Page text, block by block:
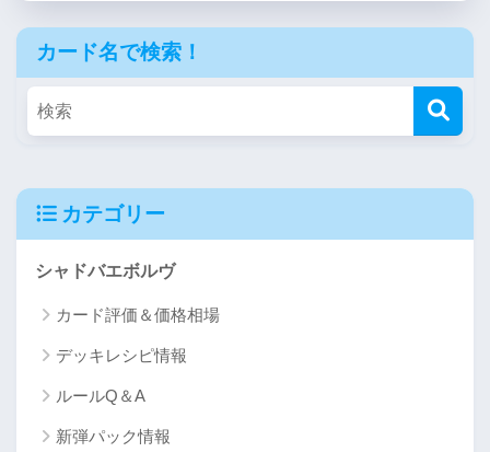
カード名で検索！
カテゴリー
シャドバエボルヴ
カード評価＆価格相場
デッキレシピ情報
ルールQ＆A
新弾パック情報